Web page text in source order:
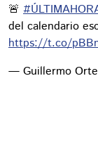
🚨
del calendario
https://t.co/
— Guillermo